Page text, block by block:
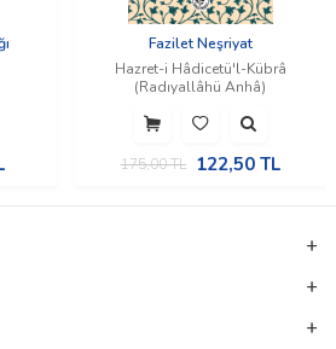
Fazilet Neşriyat
Hazret-i Hâdicetü'l-Kübrâ
(Radıyallâhü Anhâ)
175,00TL 122,50TL